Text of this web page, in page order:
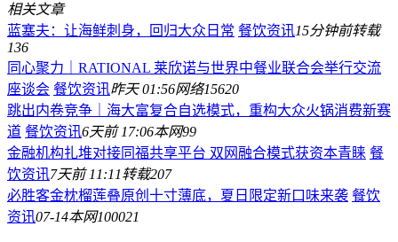
相关文章
蓝塞夫：让海鲜刺身，回归大众日常 餐饮资讯15分钟前转载
136
同心聚力｜RATIONAL 莱欣诺与世界中餐业联合会举行交流
座谈会 餐饮资讯昨天 01:56网络15620
跳出内卷竞争｜海大富复合自选模式，重构大众火锅消费新赛
道 餐饮资讯6天前 17:06本网99
金融机构扎堆对接同福共享平台 双网融合模式获资本青睐 餐
饮资讯7天前 11:11转载207
必胜客金枕榴莲叠原创十寸薄底，夏日限定新口味来袭 餐饮
资讯07-14本网100021